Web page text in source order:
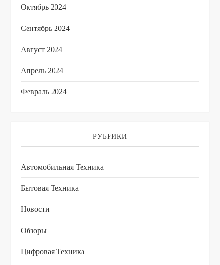
Октябрь 2024
Сентябрь 2024
Август 2024
Апрель 2024
Февраль 2024
РУБРИКИ
Автомобильная Техника
Бытовая Техника
Новости
Обзоры
Цифровая Техника